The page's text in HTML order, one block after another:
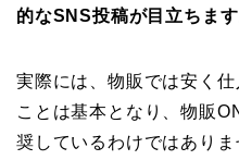
的なSNS投稿が目立ちます
実際には、物販では安く
ことは基本となり、物販
奨しているわけではありま